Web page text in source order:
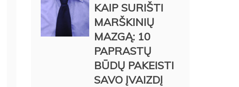
KAIP SURIŠTI
MARŠKINIŲ
MAZGĄ: 10
PAPRASTŲ
BŪDŲ PAKEISTI
SAVO ĮVAIZDĮ